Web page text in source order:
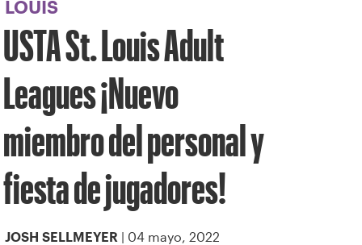
LOUIS
USTA St. Louis Adult
Leagues ¡Nuevo
miembro del personal y
fiesta de jugadores!
JOSH SELLMEYER | 04 mayo, 2022